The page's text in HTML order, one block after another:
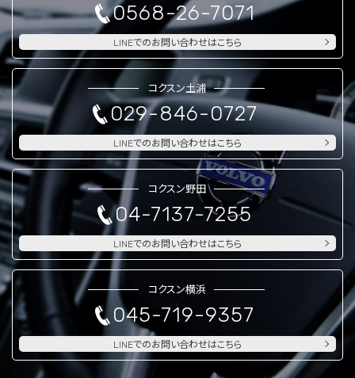
0568-26-7071
LINEでのお問い合わせはこちら
コクスン土浦
029-846-0727
LINEでのお問い合わせはこちら
コクスン野田
04-7137-7255
LINEでのお問い合わせはこちら
コクスン横浜
045-719-9357
LINEでのお問い合わせはこちら